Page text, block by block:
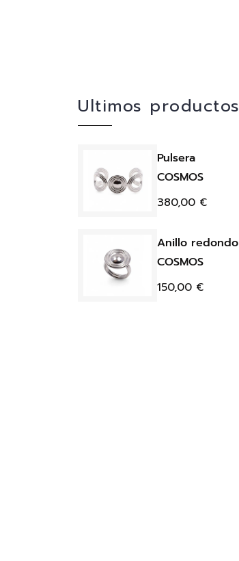
Ultimos productos
Pulsera
COSMOS
380,00 €
Anillo redondo
COSMOS
150,00 €